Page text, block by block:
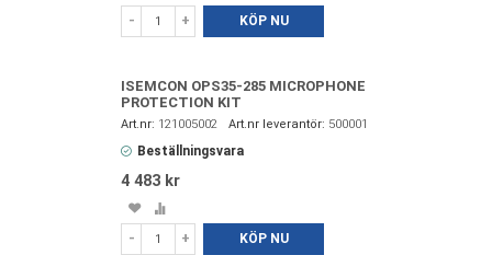
i
favoriter
till
- + KÖP NU
ISEMCON OPS35-285 MICROPHONE
PROTECTION KIT
121005002 500001
Beställningsvara
4 483 kr
Spara
i
favoriter
Lägg
till
- + KÖP NU